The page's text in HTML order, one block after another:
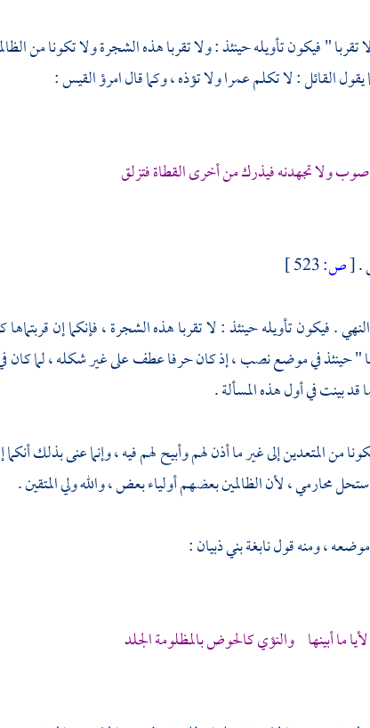
" فيكون تأويله حينئذ : ولا تقربا هذه الشجرة ولا تكونا من
القائل : لا تكلم عمرا ولا تؤذه ، وكما قالامرؤ القيس :
ولا تجهدنه فيذرك من أخرى القطاة فتزلق
.
[ص:
. فيكون تأويله حينئذ : لا تقربا هذه الشجرة ، فإنكما إن قربتماها
" حينئذ في موضع نصب ، إذ كان حرفا عطف على غير شكله ، لما كان
بينت في أول هذه المسألة .
من المتعدين إلى غير ما أذن لهم وأبيح لهم فيه ، وإنما عنى بذلك
محارمي ، لأن الظالمين بعضهم أولياء بعض ، والله ولي المتقين .
، ومنه قولنابغة بني ذبيان:
ما أبينها والنؤي كالحوض بالمظلومة الجلد